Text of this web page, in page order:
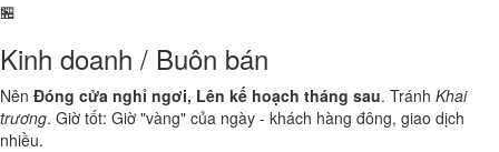
🏪
Kinh doanh / Buôn bán
Nên Đóng cửa nghỉ ngơi, Lên kế hoạch tháng sau. Tránh Khai
trương. Giờ tốt: Giờ "vàng" của ngày - khách hàng đông, giao dịch
nhiều.